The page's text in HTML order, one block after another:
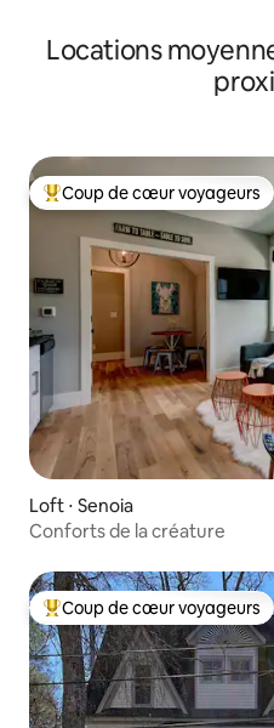
Locations
Coups de cœur voyageurs
Coup de cœur voyageurs
Loft ⋅ Senoia
Conforts de la créature
Coups de cœur voyageurs
Coup de cœur voyageurs